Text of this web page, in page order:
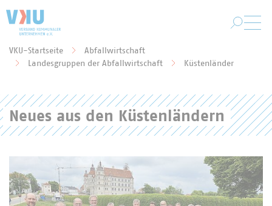
Sie befinden sich hier:
VKU-Startseite
Abfallwirtschaft
Landesgruppen der Abfallwirtschaft
Küstenländer
Neues aus den Küstenländern